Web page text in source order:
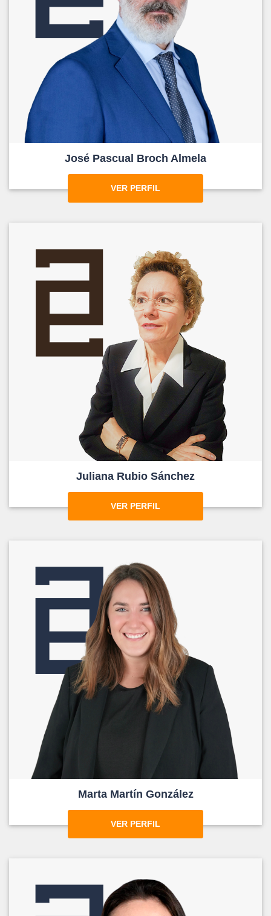
José Pascual Broch Almela
VER PERFIL
Juliana Rubio Sánchez
VER PERFIL
Marta Martín González
VER PERFIL